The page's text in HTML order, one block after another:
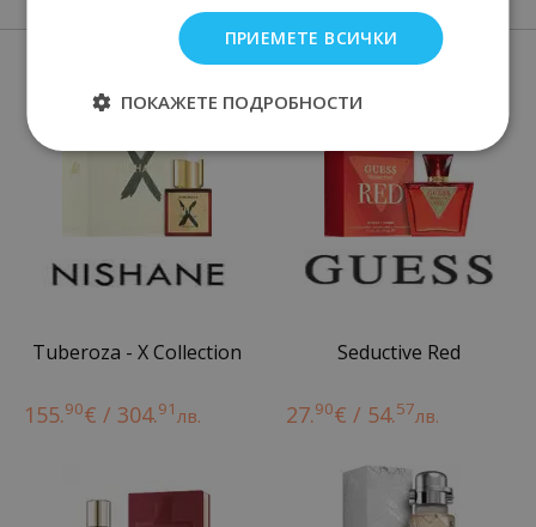
Нови парфюми
Tuberoza - X Collection
155.90€ / 304.91лв.
Seductive Red
27.90€ / 54.57лв.
ПРИЕМЕТЕ ВСИЧКИ
ПОКАЖЕТЕ ПОДРОБНОСТИ